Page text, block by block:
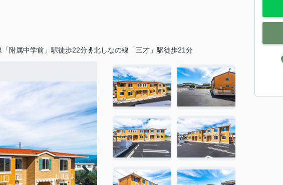
附属中学前」駅徒歩22分 北しなの線「三才」駅徒歩21分